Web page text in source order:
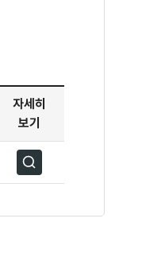
자세히
보기
자세히보기